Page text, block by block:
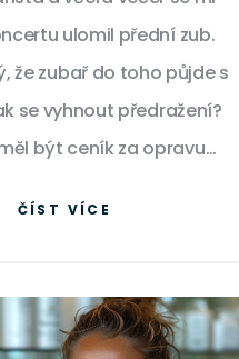
ulomil přední zub.
že zubař do toho půjde s
se vyhnout předražení?
být ceník za opravu
a být opatrný.
ČÍST VÍCE